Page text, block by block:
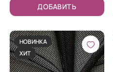
ДОБАВИТЬ
НОВИНКА
ХИТ